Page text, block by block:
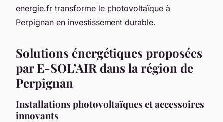
energie.fr transforme le photovoltaïque à
Perpignan en investissement durable.
Solutions énergétiques proposées
par E-SOL’AIR dans la région de
Perpignan
Installations photovoltaïques et accessoires
innovants